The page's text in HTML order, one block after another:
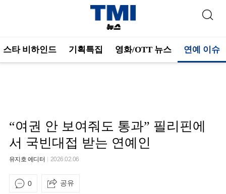
스타 비하인드 기획특집 영화/OTT 뉴스 연예 이슈
“여권 안 보여줘도 통과” 필리핀에
서 국빈대접 받는 연예인
유지호 에디터 2026.02.06
0 공유